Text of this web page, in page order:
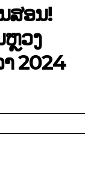
ສອນ!
ຫຼວງ
2024